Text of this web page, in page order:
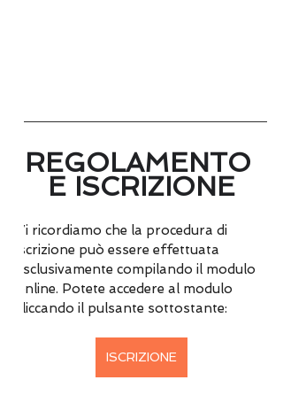
REGOLAMENTO
E ISCRIZIONE
Vi ricordiamo che la procedura di
iscrizione può essere effettuata
esclusivamente compilando il modulo
online. Potete accedere al modulo
cliccando il pulsante sottostante:
ISCRIZIONE